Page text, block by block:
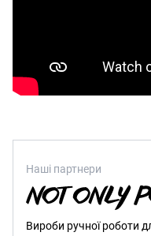
Наші партнери
Вироби ручної роботи